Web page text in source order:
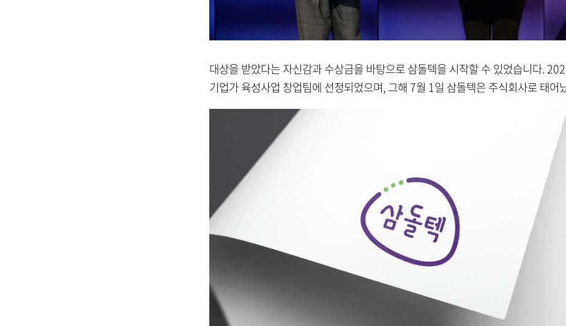
대상을 받았다는 자신감과 수상금을 바탕으로 삼돌텍을 시작할 수 있었습니다.
기업가 육성사업 창업팀에 선정되었으며, 그해 7월 1일 삼돌텍은 주식회사로 태어